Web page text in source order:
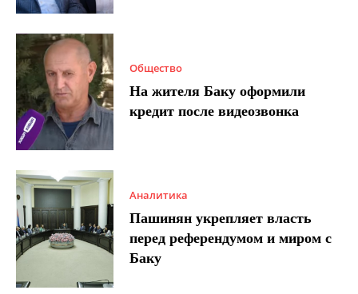
Общество
На жителя Баку оформили
кредит после видеозвонка
Аналитика
Пашинян укрепляет власть
перед референдумом и миром с
Баку